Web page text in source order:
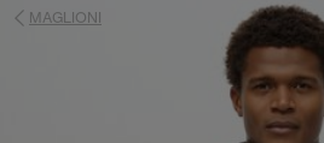
MAGLIONI